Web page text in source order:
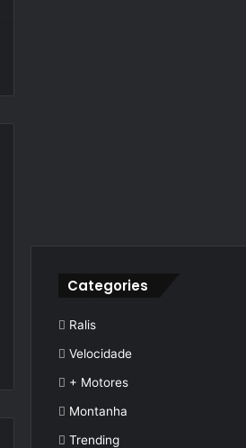
Categories
Ralis
Velocidade
+ Motores
Montanha
Trending